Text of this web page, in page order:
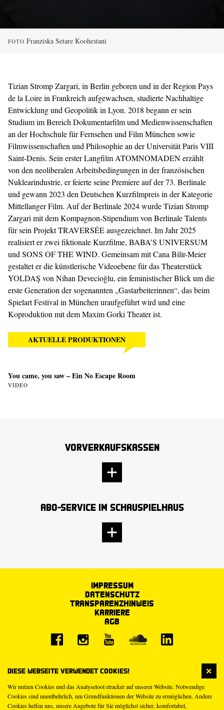
Diese Webseite verwendet Cookies!
Wir nutzen Cookies und das Analysetool etracker auf unserer Website. Notwendige
Cookies sind unentbehrlich, um Grundfunktionen der Website zu ermöglichen. Andere
Cookies helfen uns, unsere Angebote für Sie möglichst sicher, komfortabel,
FOTO Franziska Setare Koohestani
Tizian Stromp Zargari, in Berlin geboren und in der Region Pays
de la Loire in Frankreich aufgewachsen, studierte Nachhaltige
Entwicklung und Geopolitik in Lyon. 2018 begann er sein
Studium im Bereich Dokumentarfilm und Medienwissenschaften
an der Hochschule für Fernsehen und Film München sowie
Filmwissenschaften und Philosophie an der Universität Paris VIII
Saint-Denis. Sein erster Langfilm ATOMNOMADEN erzählt
von den neoliberalen Arbeitsbedingungen in der französischen
Nuklearindustrie, er feierte seine Premiere auf der 73. Berlinale
und gewann 2023 den Deutschen Kurzfilmpreis in der Kategorie
Mittellanger Film. Auf der Berlinale 2024 wurde Tizian Stromp
Zargari mit dem Kompagnon-Stipendium von Berlinale Talents
für sein Projekt TRAVERSÉE ausgezeichnet. Im Jahr 2025
realisiert er zwei fiktionale Kurzfilme, BABA’S UNIVERSUM
und SONS OF THE WIND. Gemeinsam mit Cana Bilir-Meier
gestaltet er die künstlerische Videoebene für das Theaterstück
YOLDAŞ von Nihan Devecioğlu, ein feministischer Blick um die
erste Generation der sogenannten „Gastarbeiterinnen“, das beim
Spielart Festival in München uraufgeführt wird und eine
Koproduktion mit dem Maxim Gorki Theater ist.
AKTUELLE PRODUKTIONEN
You came, you saw – Ein No Escape Room
VIDEO
Vorverkaufskassen
Abo-Service im Schauspielhaus
Impressum
Datenschutz
Transparenzhinweis
Karriere
AGB